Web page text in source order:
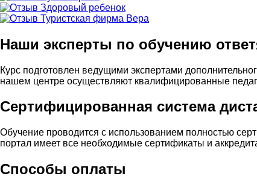
Наши эксперты по обучению
Курс подготовлен ведущими экспертами
нашем центре осуществляют квалифицированные
Сертифицированная система
Обучение проводится с использованием полностью
портал имеет все необходимые сертификаты и
Способы оплаты